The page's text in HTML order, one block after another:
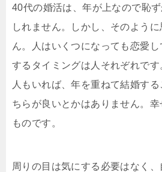
40代の婚活は、年が上なので恥
しれません。しかし、そのよう
ん。人はいくつになっても恋愛
するタイミングは人それぞれで
人もいれば、年を重ねて結婚す
ちらが良いとかはありません。
ものです。
周りの目は気にする必要はなく